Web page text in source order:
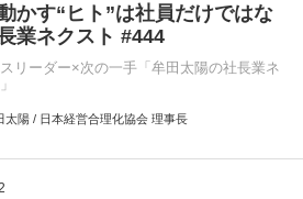
かす“ヒト”は社員だけではな
業ネクスト #444
リーダー×次の一手「牟田太陽の社長業ネ
太陽 / 日本経営合理化協会 理事長